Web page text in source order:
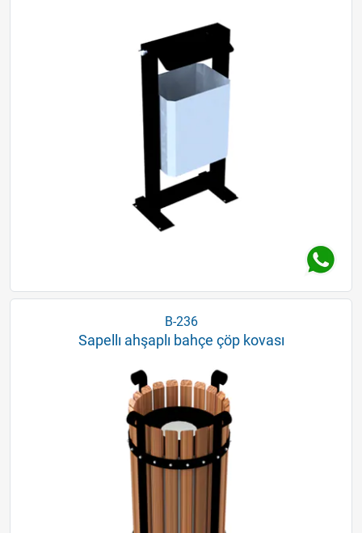
B-236
Sapellı ahşaplı bahçe çöp kovası